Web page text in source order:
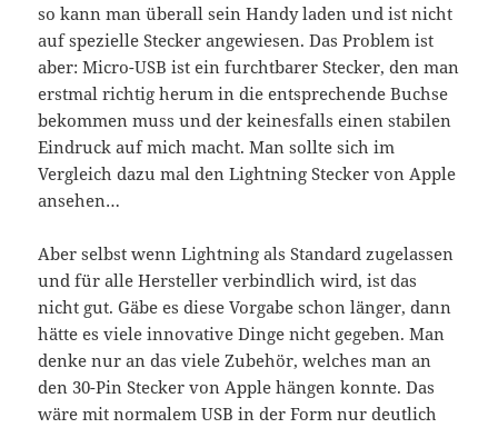
so kann man überall sein Handy laden und ist nicht
auf spezielle Stecker angewiesen. Das Problem ist
aber: Micro-USB ist ein furchtbarer Stecker, den man
erstmal richtig herum in die entsprechende Buchse
bekommen muss und der keinesfalls einen stabilen
Eindruck auf mich macht. Man sollte sich im
Vergleich dazu mal den Lightning Stecker von Apple
ansehen…
Aber selbst wenn Lightning als Standard zugelassen
und für alle Hersteller verbindlich wird, ist das
nicht gut. Gäbe es diese Vorgabe schon länger, dann
hätte es viele innovative Dinge nicht gegeben. Man
denke nur an das viele Zubehör, welches man an
den 30-Pin Stecker von Apple hängen konnte. Das
wäre mit normalem USB in der Form nur deutlich